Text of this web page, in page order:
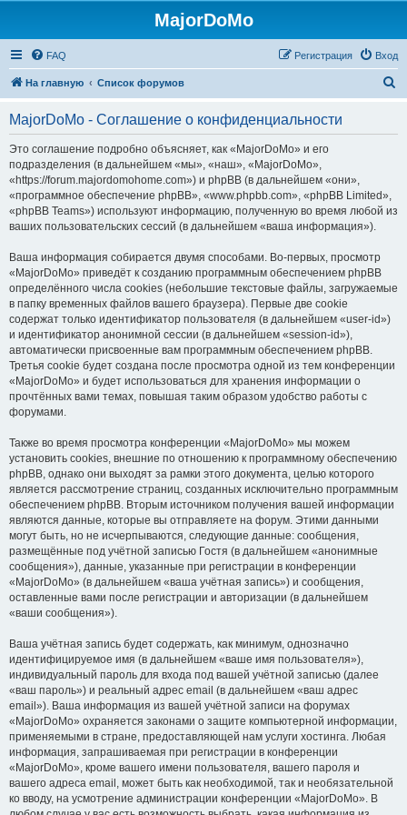
MajorDoMo
FAQ Вход
Регистрация
На главную Список форумов
MajorDoMo - Соглашение о конфиденциальности
Это соглашение подробно объясняет, как «MajorDoMo» и его
подразделения (в дальнейшем «мы», «наш», «MajorDoMo»,
«https://forum.majordomohome.com») и phpBB (в дальнейшем «они»,
«программное обеспечение phpBB», «www.phpbb.com», «phpBB Limited»,
«phpBB Teams») используют информацию, полученную во время любой из
ваших пользовательских сессий (в дальнейшем «ваша информация»).
Ваша информация собирается двумя способами. Во-первых, просмотр
«MajorDoMo» приведёт к созданию программным обеспечением phpBB
определённого числа cookies (небольшие текстовые файлы, загружаемые
в папку временных файлов вашего браузера). Первые две cookie
содержат только идентификатор пользователя (в дальнейшем «user-id»)
и идентификатор анонимной сессии (в дальнейшем «session-id»),
автоматически присвоенные вам программным обеспечением phpBB.
Третья cookie будет создана после просмотра одной из тем конференции
«MajorDoMo» и будет использоваться для хранения информации о
прочтённых вами темах, повышая таким образом удобство работы с
форумами.
Также во время просмотра конференции «MajorDoMo» мы можем
установить cookies, внешние по отношению к программному обеспечению
phpBB, однако они выходят за рамки этого документа, целью которого
является рассмотрение страниц, созданных исключительно программным
обеспечением phpBB. Вторым источником получения вашей информации
являются данные, которые вы отправляете на форум. Этими данными
могут быть, но не исчерпываются, следующие данные: сообщения,
размещённые под учётной записью Гостя (в дальнейшем «анонимные
сообщения»), данные, указанные при регистрации в конференции
«MajorDoMo» (в дальнейшем «ваша учётная запись») и сообщения,
оставленные вами после регистрации и авторизации (в дальнейшем
«ваши сообщения»).
Ваша учётная запись будет содержать, как минимум, однозначно
идентифицируемое имя (в дальнейшем «ваше имя пользователя»),
индивидуальный пароль для входа под вашей учётной записью (далее
«ваш пароль») и реальный адрес email (в дальнейшем «ваш адрес
email»). Ваша информация из вашей учётной записи на форумах
«MajorDoMo» охраняется законами о защите компьютерной информации,
применяемыми в стране, предоставляющей нам услуги хостинга. Любая
информация, запрашиваемая при регистрации в конференции
«MajorDoMo», кроме вашего имени пользователя, вашего пароля и
вашего адреса email, может быть как необходимой, так и необязательной
ко вводу, на усмотрение администрации конференции «MajorDoMo». В